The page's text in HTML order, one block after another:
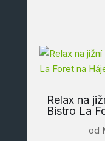
Relax na
Bistro La
od